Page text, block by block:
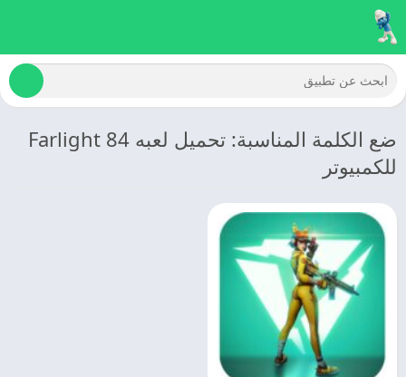
ضع الكلمة المناسبة: تحميل لعبه Farlight 84
للكمبيوتر